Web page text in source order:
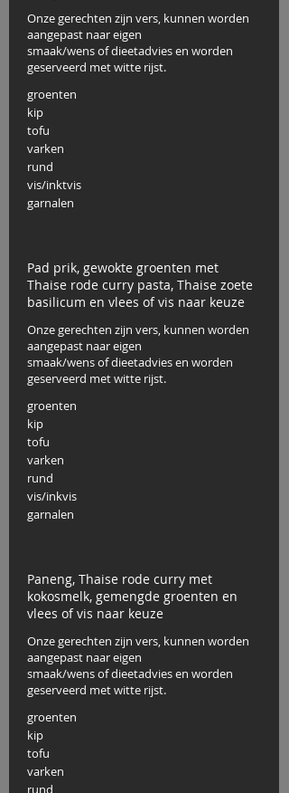
Onze gerechten zijn vers, kunnen worden
aangepast naar eigen
smaak/wens of dieetadvies en worden
geserveerd met witte rijst.
groenten
kip
tofu
varken
rund
vis/inktvis
garnalen
Pad prik, gewokte groenten met
Thaise rode curry pasta, Thaise zoete
basilicum en vlees of vis naar keuze
Onze gerechten zijn vers, kunnen worden
aangepast naar eigen
smaak/wens of dieetadvies en worden
geserveerd met witte rijst.
groenten
kip
tofu
varken
rund
vis/inkvis
garnalen
Paneng, Thaise rode curry met
kokosmelk, gemengde groenten en
vlees of vis naar keuze
Onze gerechten zijn vers, kunnen worden
aangepast naar eigen
smaak/wens of dieetadvies en worden
geserveerd met witte rijst.
groenten
kip
tofu
varken
rund